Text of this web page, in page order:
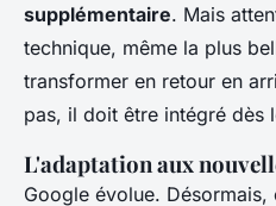
supplémentaire. Mais
technique, même la plus
transformer en retour en
pas, il doit être intégré dès
L'adaptation aux
Google évolue.